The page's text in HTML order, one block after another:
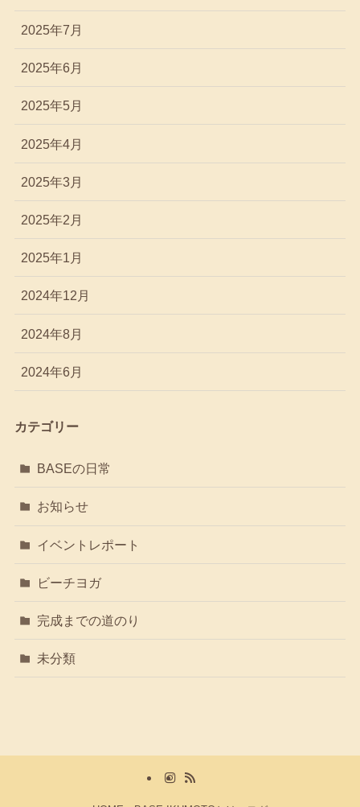
2025年7月
2025年6月
2025年5月
2025年4月
2025年3月
2025年2月
2025年1月
2024年12月
2024年8月
2024年6月
カテゴリー
BASEの日常
お知らせ
イベントレポート
ビーチヨガ
完成までの道のり
未分類